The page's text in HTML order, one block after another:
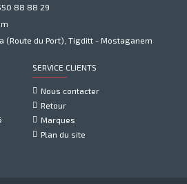
88 88 29
(Route du Port), Tigditt - Mostaganem
SERVICE CLIENTS
Nous contacter
Retour
Marques
Plan du site